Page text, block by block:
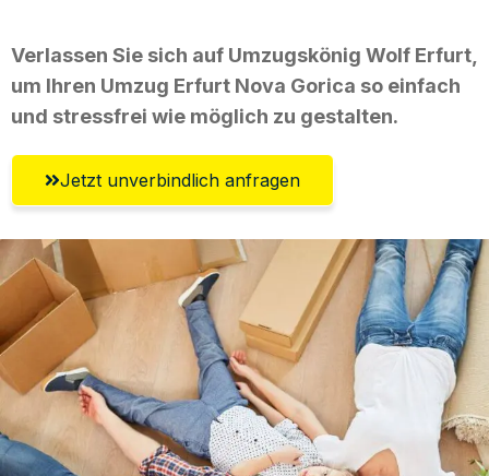
Verlassen Sie sich auf Umzugskönig Wolf Erfurt,
um Ihren Umzug Erfurt Nova Gorica so einfach
und stressfrei wie möglich zu gestalten.
Jetzt unverbindlich anfragen